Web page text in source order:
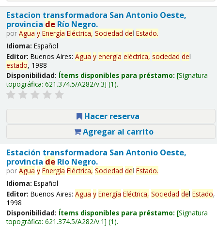
Estacion transformadora San Antonio Oeste,
provincia deRío Negro.
por Agua y Energía Eléctrica, Sociedad del Estado.
Idioma: Español
Editor: Buenos Aires: Agua y energía eléctrica, sociedad del
estado, 1988
Disponibilidad: Ítems disponibles para préstamo: Signatura
topográfica: 621.374.5/A282/v.3 (1).
Hacer reserva
Agregar al carrito
Estación transformadora San Antonio Oeste,
provincia deRío Negro.
por Agua y Energía Eléctrica, Sociedad del Estado.
Idioma: Español
Editor: Buenos Aires: Agua y Energía Eléctrica, Sociedad del Estado,
1998
Disponibilidad: Ítems disponibles para préstamo: Signatura
topográfica: 621.374.5/A282/v.1 (1).